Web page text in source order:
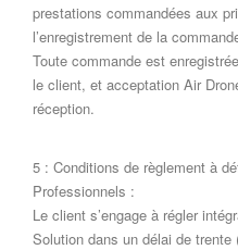
prestations commandées aux
l’enregistrement de la
Toute commande est
le client, et acceptation Air
réception.
5 : Conditions de règlement à
Professionnels :
Le client s’engage à régler
Solution dans un délai de